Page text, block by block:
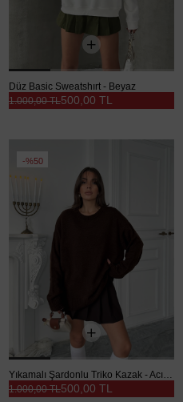
Düz Basic Sweatshırt - Beyaz
500,00 TL
1.000,00 TL
%50
Yıkamalı Şardonlu Triko Kazak - Acı kahve
500,00 TL
1.000,00 TL